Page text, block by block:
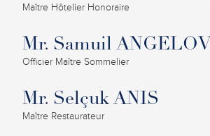
Maître Hôtelier Honoraire
Mr. Samuil ANGELOV
Officier Maître Sommelier
Mr. Selçuk ANIS
Maître Restaurateur